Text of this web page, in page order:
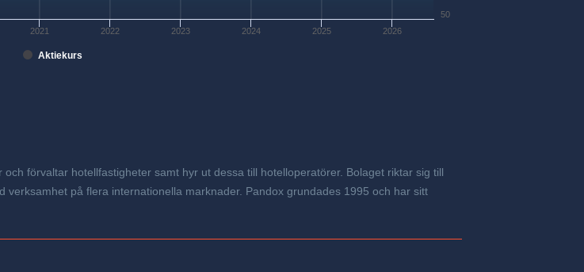
Aktiekurs
2021 2022 2023 2024 2025 2026
50
förvaltar hotellfastigheter samt hyr ut dessa till hotelloperatörer. Bolaget riktar sig till
på flera internationella marknader. Pandox grundades 1995 och har sitt